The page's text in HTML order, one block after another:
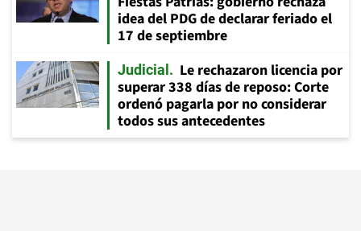
idea del PDG de declarar feriado el
17 de septiembre
Judicial
Le rechazaron licencia por
superar 338 días de reposo: Corte
ordenó pagarla por no considerar
todos sus antecedentes